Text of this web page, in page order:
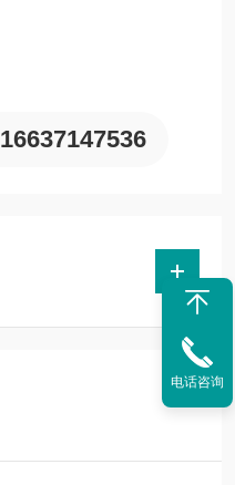
16637147536
电话咨询